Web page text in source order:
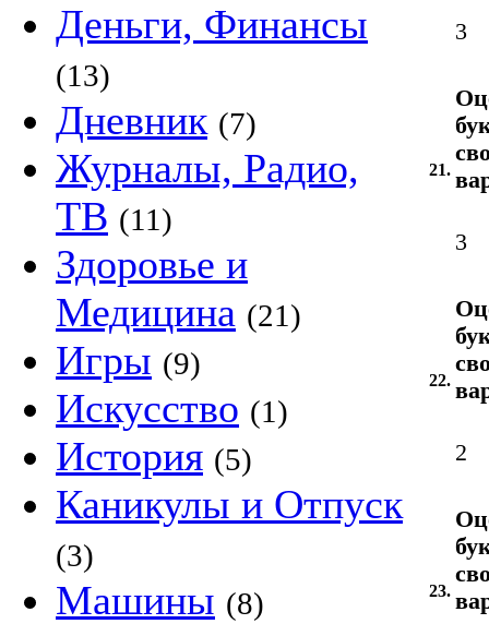
Деньги, Финансы
(13)
Дневник (7)
Журналы, Радио,
ТВ (11)
Здоровье и
Медицина (21)
Игры (9)
Искусство (1)
История (5)
Каникулы и Отпуск
(3)
Машины (8)
3
21.
3
22.
2
23.